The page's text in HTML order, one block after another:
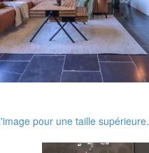
pour une taille supérieure.